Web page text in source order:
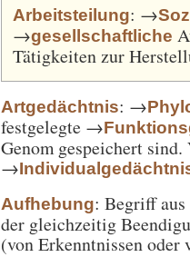
Arbeitsteilung: →
→gesellschaftliche
Tätigkeiten zur
Artgedächtnis: →
festgelegte →
Genom gespeichert sind.
→
Aufhebung: Begriff
der gleichzeitig
(von Erkenntnissen